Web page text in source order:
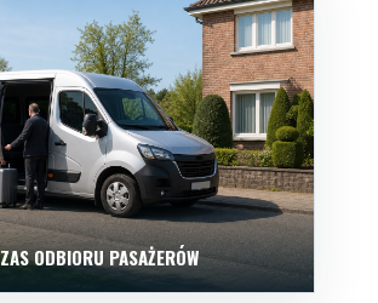
ODBIORU PASAŻERÓW